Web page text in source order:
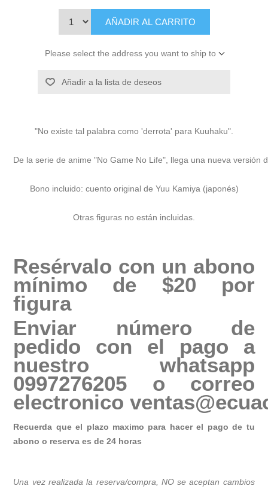
AÑADIR AL CARRITO
Please select the address you want to ship to
Añadir a la lista de deseos
"No existe tal palabra como 'derrota' para Kuuhaku".
De la serie de anime "No Game No Life", llega una nueva
Bono incluido: cuento original de Yuu Kamiya (japonés)
Otras figuras no están incluidas.
Resérvalo con un abono
mínimo de $20 por
figura
Enviar número de
pedido con el pago a
nuestro whatsapp
0997276205 o correo
electronico
Recuerda que el plazo maximo para hacer el pago de tu
abono o reserva es de 24 horas
Una vez realizada la reserva/compra, NO se aceptan cambios